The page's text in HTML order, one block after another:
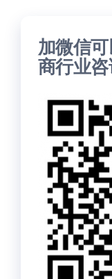
加微信
商行业